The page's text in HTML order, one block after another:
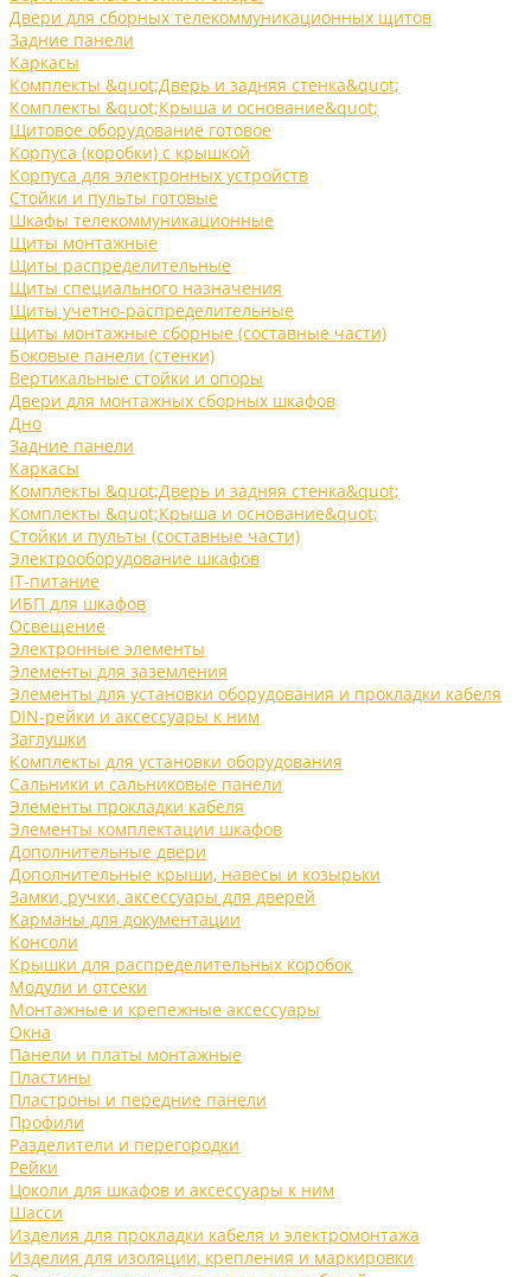
Двери для сборных телекоммуникационных щитов
Задние панели
Каркасы
Комплекты &quot;Дверь и задняя стенка&quot;
Комплекты &quot;Крыша и основание&quot;
Щитовое оборудование готовое
Корпуса (коробки) с крышкой
Корпуса для электронных устройств
Стойки и пульты готовые
Шкафы телекоммуникационные
Щиты монтажные
Щиты распределительные
Щиты специального назначения
Щиты учетно-распределительные
Щиты монтажные сборные (составные части)
Боковые панели (стенки)
Вертикальные стойки и опоры
Двери для монтажных сборных шкафов
Дно
Задние панели
Каркасы
Комплекты &quot;Дверь и задняя стенка&quot;
Комплекты &quot;Крыша и основание&quot;
Стойки и пульты (составные части)
Электрооборудование шкафов
IT-питание
ИБП для шкафов
Освещение
Электронные элементы
Элементы для заземления
Элементы для установки оборудования и прокладки кабеля
DIN-рейки и аксессуары к ним
Заглушки
Комплекты для установки оборудования
Сальники и сальниковые панели
Элементы прокладки кабеля
Элементы комплектации шкафов
Дополнительные двери
Дополнительные крыши, навесы и козырьки
Замки, ручки, аксессуары для дверей
Карманы для документации
Консоли
Крышки для распределительных коробок
Модули и отсеки
Монтажные и крепежные аксессуары
Окна
Панели и платы монтажные
Пластины
Пластроны и передние панели
Профили
Разделители и перегородки
Рейки
Цоколи для шкафов и аксессуары к ним
Шасси
Изделия для прокладки кабеля и электромонтажа
Изделия для изоляции, крепления и маркировки